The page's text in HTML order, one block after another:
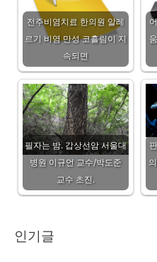
전주비염치료 한의원 알레
르기 비염 만성 코흘림이 지
속되면
필자는 밤. 갑상선암 서울대
병원 이규언 교수/박도준
교수 초진.
인기글